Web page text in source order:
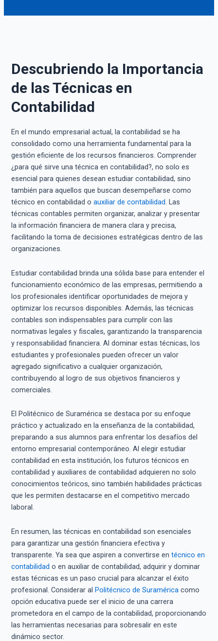
Descubriendo la Importancia
de las Técnicas en
Contabilidad
En el mundo empresarial actual, la contabilidad se ha
consolidado como una herramienta fundamental para la
gestión eficiente de los recursos financieros. Comprender
¿para qué sirve una técnica en contabilidad?, no solo es
esencial para quienes desean estudiar contabilidad, sino
también para aquellos que buscan desempeñarse como
técnico en contabilidad o auxiliar de contabilidad. Las
técnicas contables permiten organizar, analizar y presentar
la información financiera de manera clara y precisa,
facilitando la toma de decisiones estratégicas dentro de las
organizaciones.
Estudiar contabilidad brinda una sólida base para entender el
funcionamiento económico de las empresas, permitiendo a
los profesionales identificar oportunidades de mejora y
optimizar los recursos disponibles. Además, las técnicas
contables son indispensables para cumplir con las
normativas legales y fiscales, garantizando la transparencia
y responsabilidad financiera. Al dominar estas técnicas, los
estudiantes y profesionales pueden ofrecer un valor
agregado significativo a cualquier organización,
contribuyendo al logro de sus objetivos financieros y
comerciales.
El Politécnico de Suramérica se destaca por su enfoque
práctico y actualizado en la enseñanza de la contabilidad,
preparando a sus alumnos para enfrentar los desafíos del
entorno empresarial contemporáneo. Al elegir estudiar
contabilidad en esta institución, los futuros técnicos en
contabilidad y auxiliares de contabilidad adquieren no solo
conocimientos teóricos, sino también habilidades prácticas
que les permiten destacarse en el competitivo mercado
laboral.
En resumen, las técnicas en contabilidad son esenciales
para garantizar una gestión financiera efectiva y
transparente. Ya sea que aspiren a convertirse en técnico en
contabilidad o en auxiliar de contabilidad, adquirir y dominar
estas técnicas es un paso crucial para alcanzar el éxito
profesional. Considerar al Politécnico de Suraméricacomo
opción educativa puede ser el inicio de una carrera
prometedora en el campo de la contabilidad, proporcionando
las herramientas necesarias para sobresalir en este
dinámico sector.